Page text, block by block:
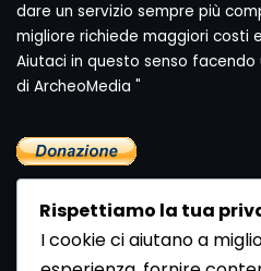
dare un servizio sempre più
migliore richiede maggiori costi
Aiutaci in questo senso
di ArcheoMedia "
Rispettiamo la tua
I cookie ci aiutano a